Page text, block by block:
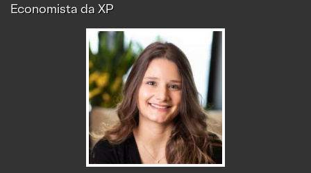
Economista da XP